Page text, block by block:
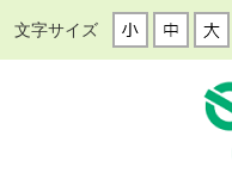
文字サイズ